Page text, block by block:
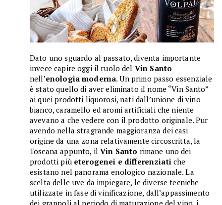
Dato uno sguardo al passato, diventa importante
invece capire oggi il ruolo del Vin Santo
nell’enologia moderna. Un primo passo essenziale
è stato quello di aver eliminato il nome “Vin Santo”
ai quei prodotti liquorosi, nati dall’unione di vino
bianco, caramello ed aromi artificiali che niente
avevano a che vedere con il prodotto originale. Pur
avendo nella stragrande maggioranza dei casi
origine da una zona relativamente circoscritta, la
Toscana appunto, il Vin Santo rimane uno dei
prodotti più eterogenei e differenziati che
esistano nel panorama enologico nazionale. La
scelta delle uve da impiegare, le diverse tecniche
utilizzate in fase di vinificazione, dall’appassimento
dei grappoli al periodo di maturazione del vino, i